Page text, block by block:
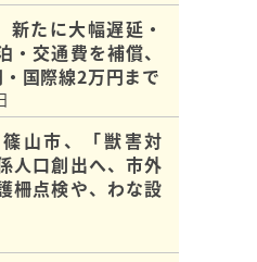
新たに大幅遅延・
・交通費を補償、
国際線2万円まで
山市、「獣害対
人口創出へ、市外
柵点検や、わな設